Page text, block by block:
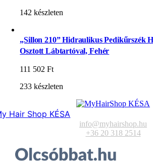
142 készleten
„Sillon 210” Hidraulikus Pedikűrszék
Osztott Lábtartóval, Fehér
111 502Ft
233 készleten
Hair Shop KÉSA
info@myhairshop.hu
+36 20 318 2514